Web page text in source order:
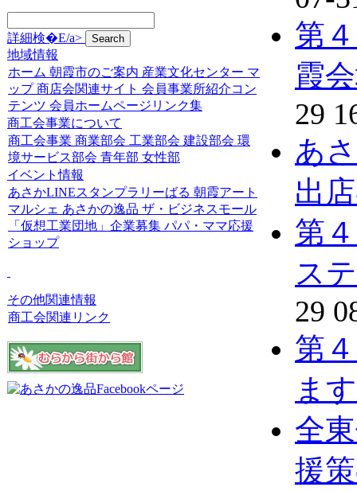
詳細検�E/a>
地域情報
ホーム 朝霞市のご案内 産業文化センター マ
ップ 商店会関連サイト 会員事業所紹介コン
テンツ 会員ホームページリンク集
商工会事業について
商工会事業 商業部会 工業部会 建設部会 環
境サービス部会 青年部 女性部
イベント情報
あさかLINEスタンプラリーばる 朝霞アート
マルシェ あさかの逸品 ザ・ビジネスモール
「仮想工業団地」企業募集 パパ・ママ応援
ショップ
その他関連情報
商工会関連リンク
第
霞
29
あ
出
第
ス
29
第
ま
全
援